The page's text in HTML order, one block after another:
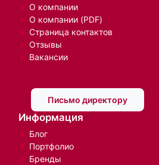
О компании
О компании (PDF)
Страница контактов
Отзывы
Вакансии
Письмо директору
Информация
Блог
Портфолио
Бренды